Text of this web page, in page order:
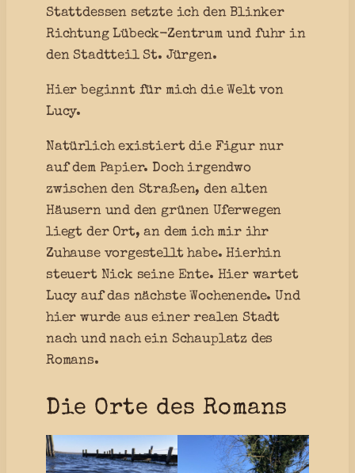
Stattdessen setzte ich den Blinker
Richtung Lübeck-Zentrum und fuhr in
den Stadtteil St. Jürgen.
Hier beginnt für mich die Welt von
Lucy.
Natürlich existiert die Figur nur
auf dem Papier. Doch irgendwo
zwischen den Straßen, den alten
Häusern und den grünen Uferwegen
liegt der Ort, an dem ich mir ihr
Zuhause vorgestellt habe. Hierhin
steuert Nick seine Ente. Hier wartet
Lucy auf das nächste Wochenende. Und
hier wurde aus einer realen Stadt
nach und nach ein Schauplatz des
Romans.
Die Orte des Romans